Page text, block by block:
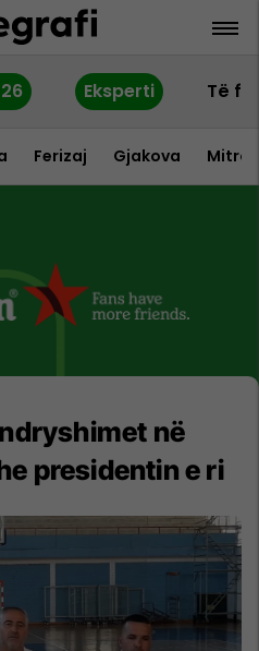
Eksperti Të
Ferizaj Gjakova
në
presidentin e ri